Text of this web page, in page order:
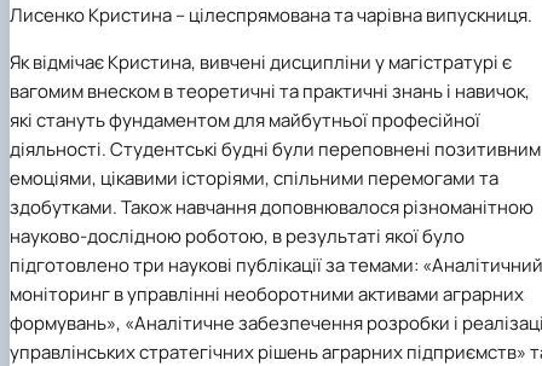
Лисенко Кристина– цілеспрямована та чарівна випускниця.
Як відмічає Кристина, вивчені дисципліни у магістратурі є
вагомим внеском в теоретичні та практичні знань і навичок,
які стануть фундаментом для майбутньої професійної
діяльності. Студентські будні були переповнені
емоціями, цікавими історіями, спільними перемогами та
здобутками. Також навчання доповнювалося різноманітною
науково-дослідною роботою, в результаті якої було
підготовлено три наукові публікації за темами: «Аналітичний
моніторинг в управлінні необоротними активами аграрних
формувань», «Аналітичне забезпечення розробки і
управлінських стратегічних рішень аграрних підприємств»